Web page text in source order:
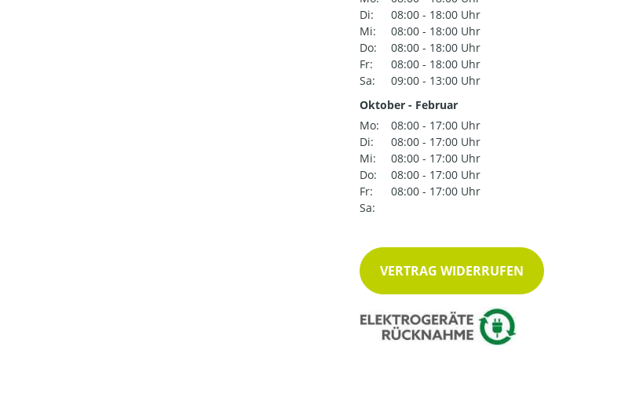
Di:
08:00 - 18:00 Uhr
Mi:
08:00 - 18:00 Uhr
Do:
08:00 - 18:00 Uhr
Fr:
08:00 - 18:00 Uhr
Sa:
09:00 - 13:00 Uhr
Oktober - Februar
Mo:
08:00 - 17:00 Uhr
Di:
08:00 - 17:00 Uhr
Mi:
08:00 - 17:00 Uhr
Do:
08:00 - 17:00 Uhr
Fr:
08:00 - 17:00 Uhr
Sa:
VERTRAG WIDERRUFEN